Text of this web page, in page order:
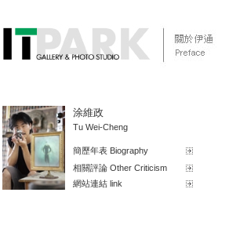
涂維政
Tu Wei-Cheng
簡歷年表 Biography
相關評論 Other Criticism
網站連結 link